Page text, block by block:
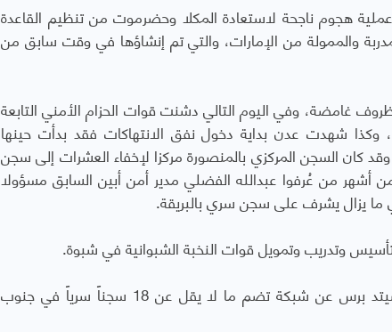
تشن عملية هجوم ناجحة لاستعادة المكلا وحضرموت من تنظيم القاعدة
والممولة من الإمارات، والتي تم إنشاؤها في وقت سابق من
في ظروف غامضة، وفي اليوم التالي دشنت قوات الحزام الأمني التابعة
وكذا شهدت عدن بداية دخول نفق الانتهاكات فقد بدأت حينها
وقد كان السجن المركزي بالمنصورة مركزا لإخفاء العشرات إلى سجن
من عُرفوا عبدالله الفضلي مدير أمن أبين السابق مسؤولا
ما يزال يشرف على سجن سري بالبريقة.
يونيو 2017 : تكشف هيومن رايتس ووتش ووكالة أسوشيتد برس عن شبكة تضم ما لا يقل عن 18 سجناً سرياً في جنوب